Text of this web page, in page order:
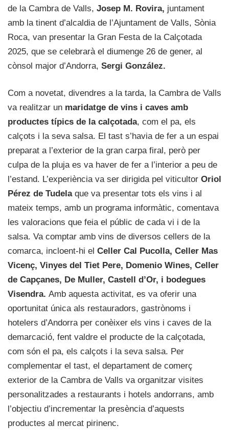
de la Cambra de Valls, Josep M. Rovira, juntament
amb la tinent d’alcaldia de l’Ajuntament de Valls, Sònia
Roca, van presentar la Gran Festa de la Calçotada
2025, que se celebrarà el diumenge 26 de gener, al
cònsol major d’Andorra, Sergi González.
Com a novetat, divendres a la tarda, la Cambra de Valls
va realitzar un maridatge de vins i caves amb
productes típics de la calçotada, com el pa, els
calçots i la seva salsa. El tast s’havia de fer a un espai
preparat a l’exterior de la gran carpa firal, però per
culpa de la pluja es va haver de fer a l’interior a peu de
l’estand. L’experiència va ser dirigida pel viticultor Oriol
Pérez de Tudelaque va presentar tots els vins i al
mateix temps, amb un programa informàtic, comentava
les valoracions que feia el públic de cada vi i de la
salsa. Va comptar amb vins de diversos cellers de la
comarca, incloent-hi el Celler Cal Pucolla, Celler Mas
Vicenç, Vinyes del Tiet Pere, Domenio Wines, Celler
de Capçanes, De Muller, Castell d’Or, i bodegues
Visendra. Amb aquesta activitat, es va oferir una
oportunitat única als restauradors, gastrònoms i
hotelers d’Andorra per conèixer els vins i caves de la
demarcació, fent valdre el producte de la calçotada,
com són el pa, els calçots i la seva salsa. Per
complementar el tast, el departament de comerç
exterior de la Cambra de Valls va organitzar visites
personalitzades a restaurants i hotels andorrans, amb
l’objectiu d’incrementar la presència d’aquests
productes al mercat pirinenc.